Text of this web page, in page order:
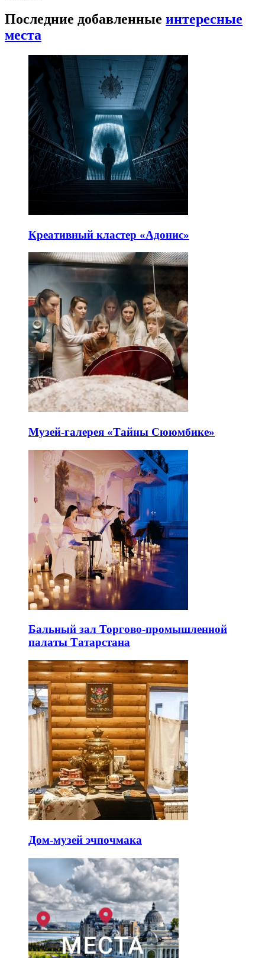
Последние добавленные интересные
места
Креативный кластер «Адонис»
Музей-галерея «Тайны Сююмбике»
Бальный зал Торгово-промышленной
палаты Татарстана
Дом-музей эчпочмака